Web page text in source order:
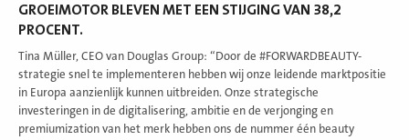
GROEIMOTOR BLEVEN MET EEN STIJGING VAN 38,2
PROCENT.
Tina Müller, CEO van Douglas Group: “Door de #FORWARDBEAUTY-
strategie snel te implementeren hebben wij onze leidende marktpositie
in Europa aanzienlijk kunnen uitbreiden. Onze strategische
investeringen in de digitalisering, ambitie en de verjonging en
premiumization van het merk hebben ons de nummer één beauty